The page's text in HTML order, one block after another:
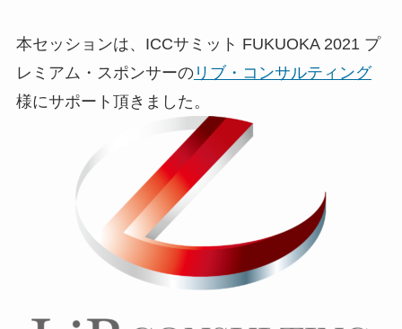
本セッションは、ICCサミット FUKUOKA 2021 プ
レミアム・スポンサーのリブ・コンサルティング
様にサポート頂きました。